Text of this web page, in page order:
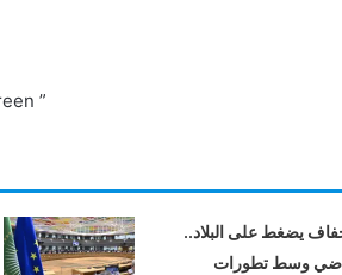
” frameborder=”0″ allowfullscreen>
يضغط على البلاد..
وسط تطورات